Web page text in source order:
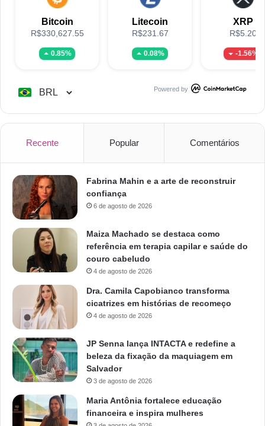
Bitcoin
R$330,627.55
0.85%
Litecoin
R$231.67
0.08%
XRP
R$5.20
-1.56%
Powered by
Recente Popular Comentários
Fabrina Mahin e a arte de reconstruir
confiança
6 de agosto de 2026
Maiza Machado se destaca como
referência em terapia capilar e saúde do
couro cabeludo
4 de agosto de 2026
Dra. Camila Capobianco transforma
cicatrizes em histórias de recomeço
4 de agosto de 2026
JP Senna lança INTACTA e redefine a
beleza da fixação da maquiagem em
Salvador
3 de agosto de 2026
Maria Antônia fortalece educação
financeira e inspira mulheres